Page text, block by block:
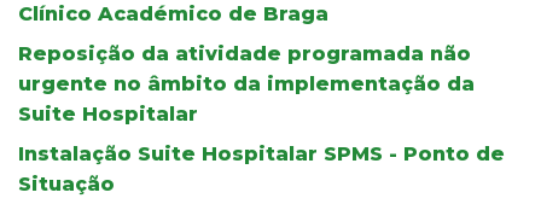
Clínico Académico de Braga
Reposição da atividade programada não
urgente no âmbito da implementação da
Suite Hospitalar
Instalação Suite Hospitalar SPMS - Ponto de
Situação